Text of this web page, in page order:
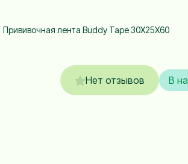
Прививочная лента Buddy Tape 30Х25Х60
Нет отзывов В